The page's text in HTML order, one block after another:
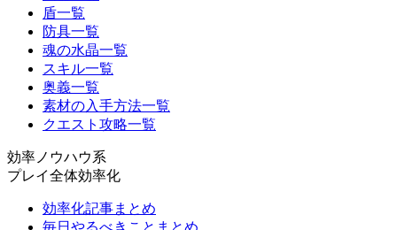
盾一覧
防具一覧
魂の水晶一覧
スキル一覧
奥義一覧
素材の入手方法一覧
クエスト攻略一覧
効率ノウハウ系
プレイ全体効率化
効率化記事まとめ
毎日やるべきことまとめ